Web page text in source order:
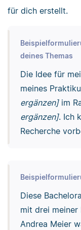
für dich erstellt.
deines Themas
Die Idee für
meines
ergänzen]im
ergänzen]. Ich
Recherche
Diese
mit drei meiner
Andrea Meier